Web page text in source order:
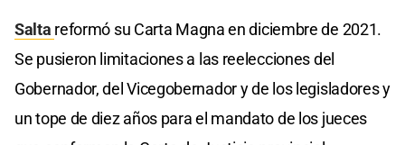
Salta reformó su Carta Magna en diciembre de 2021.
Se pusieron limitaciones a las reelecciones del
Gobernador, del Vicegobernador y de los legisladores y
un tope de diez años para el mandato de los jueces